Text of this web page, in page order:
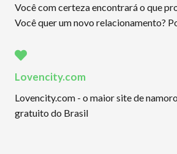
Você com certeza encontrará o que
Você quer um novo relacionamento?
Lovencity.com
Lovencity.com - o maior site de
gratuito do Brasil